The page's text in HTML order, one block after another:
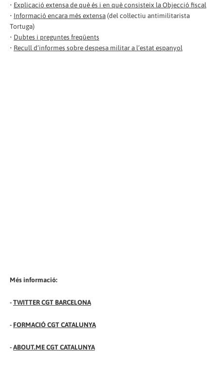
• Explicació extensa de què és i en què consisteix la Objecció fiscal
• Informació encara més extensa(del col·lectiu antimilitarista
Tortuga)
• Dubtes i preguntes freqüents
• Recull d’informes sobre despesa militar a l’estat espanyol
Més informació:
-TWITTER CGT BARCELONA
- FORMACIÓ CGT CATALUNYA
-ABOUT.ME CGT CATALUNYA